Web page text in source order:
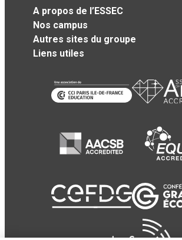
A propos de l’ESSEC
Nos campus
Autres sites du groupe
Liens utiles